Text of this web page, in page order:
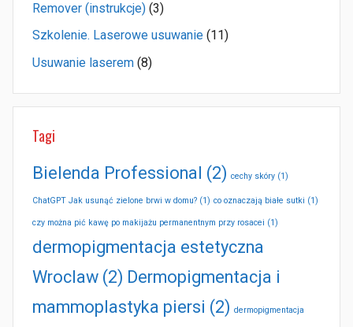
Remover (instrukcje) (3)
Szkolenie. Laserowe usuwanie (11)
Usuwanie laserem (8)
Tagi
Bielenda Professional (2) cechy skóry (1)
ChatGPT Jak usunąć zielone brwi w domu? (1) co oznaczają białe sutki (1)
czy można pić kawę po makijażu permanentnym przy rosacei (1)
dermopigmentacja estetyczna
Wroclaw (2) Dermopigmentacja i
mammoplastyka piersi (2) dermopigmentacja